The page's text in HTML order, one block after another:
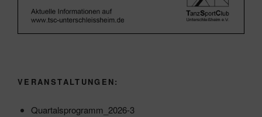
VERANSTALTUNGEN:
Quartalsprogramm_2026-3